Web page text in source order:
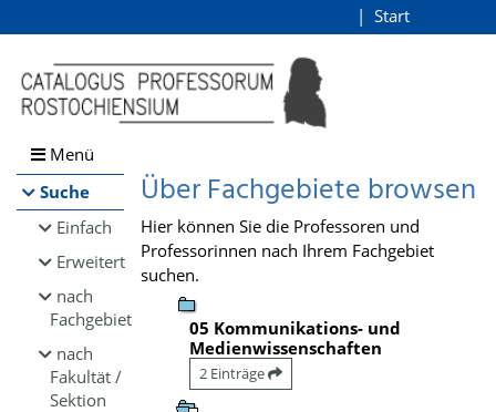
Browsen
direkt zum Inhalt
Start
Menü
Suche
Einfach
Erweitert
nach
Fachgebiet
nach
Fakultät /
Sektion
Über Fachgebiete browsen
Hier können Sie die Professoren und
Professorinnen nach Ihrem Fachgebiet
suchen.
05 Kommunikations- und
Medienwissenschaften
2 Einträge